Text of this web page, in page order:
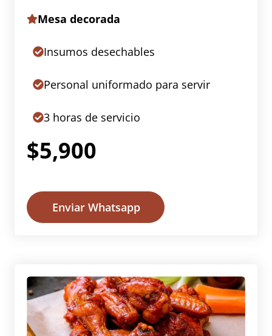
Mesa decorada
Insumos desechables
Personal uniformado para servir
3 horas de servicio
$5,900
Enviar Whatsapp